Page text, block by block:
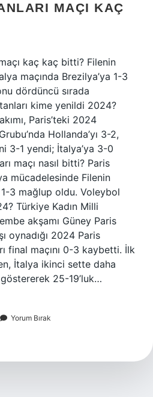
MAÇI KAÇ
kaç kaç bitti? Filenin
maçında Brezilya’ya 1-3
dördüncü sırada
kime yenildi 2024?
Paris’teki 2024
Hollanda’yı 3-2,
3-1 yendi; İtalya’ya 3-0
maçı nasıl bitti? Paris
mücadelesinde Filenin
1-3 mağlup oldu. Voleybol
Türkiye Kadın Milli
akşamı Güney Paris
oynadığı 2024 Paris
final maçını 0-3 kaybetti. İlk
İtalya ikinci sette daha
25-19’luk…
Yorum Bırak